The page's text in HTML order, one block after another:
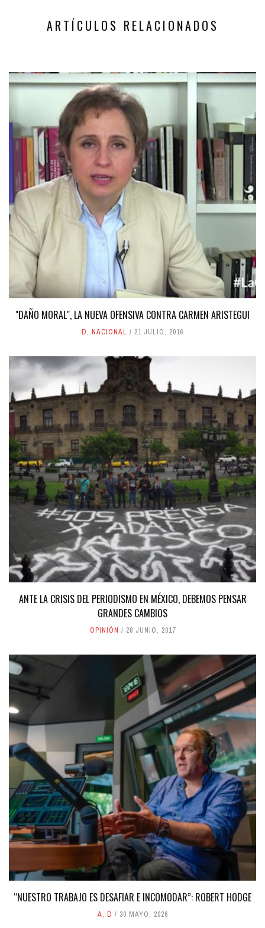
ARTÍCULOS RELACIONADOS
"DAÑO MORAL", LA NUEVA OFENSIVA CONTRA CARMEN ARISTEGUI
D, NACIONAL 21 JULIO, 2016
ANTE LA CRISIS DEL PERIODISMO EN MÉXICO, DEBEMOS PENSAR
GRANDES CAMBIOS
OPINIÓN 28 JUNIO, 2017
“NUESTRO TRABAJO ES DESAFIAR E INCOMODAR”: ROBERT HODGE
A, D 30 MAYO, 2026